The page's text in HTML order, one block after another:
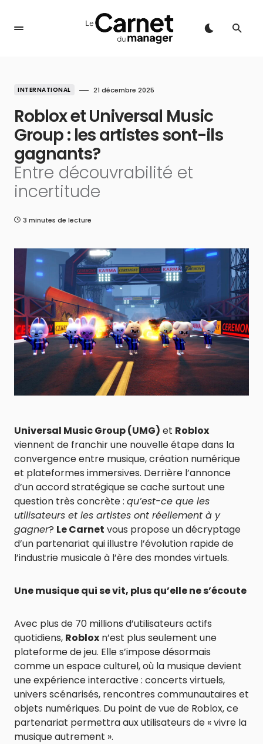
INTERNATIONAL 21 décembre 2025
Roblox et Universal Music
Group : les artistes sont-ils
gagnants?
Entre découvrabilité et
incertitude
3 minutes de lecture
Universal Music Group (UMG) et Roblox
viennent de franchir une nouvelle étape dans la
convergence entre musique, création numérique
et plateformes immersives. Derrière l’annonce
d’un accord stratégique se cache surtout une
question très concrète : qu’est-ce que les
utilisateurs et les artistes ont réellement à y
gagner? Le Carnet vous propose un décryptage
d’un partenariat qui illustre l’évolution rapide de
l’industrie musicale à l’ère des mondes virtuels.
Une musique qui se vit, plus qu’elle ne s’écoute
Avec plus de 70 millions d’utilisateurs actifs
quotidiens, Roblox n’est plus seulement une
plateforme de jeu. Elle s’impose désormais
comme un espace culturel, où la musique devient
une expérience interactive : concerts virtuels,
univers scénarisés, rencontres communautaires et
objets numériques. Du point de vue de Roblox, ce
partenariat permettra aux utilisateurs de « vivre la
musique autrement ».